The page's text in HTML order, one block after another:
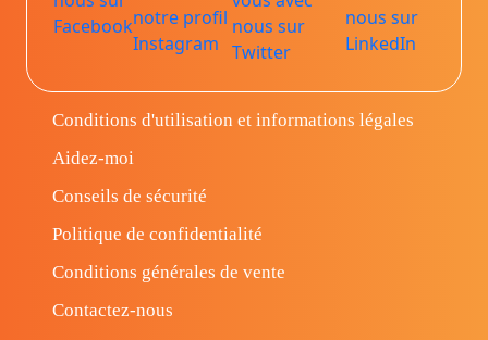
Conditions d'utilisation et informations légales
Aidez-moi
Conseils de sécurité
Politique de confidentialité
Conditions générales de vente
Contactez-nous